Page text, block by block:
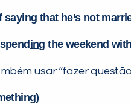
saying that he’s not
ing the weekend
usar “fazer questão